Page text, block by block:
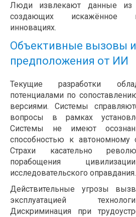
Люди извлекают данные из
создающих искажённое
инновациях.
Объективные вызовы
предположения от ИИ
Текущие разработки
потенциалами по
версиями. Системы
вопросы в рамках
Системы не имеют
способностью к автономному
Страхи касательно
порабощения
исследовательского оправдания.
Действительные угрозы
эксплуатацией
Дискриминация при